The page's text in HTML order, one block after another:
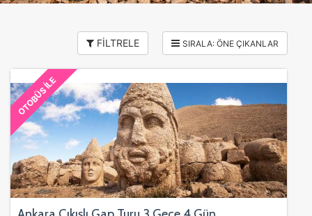
FİLTRELE
OTOBÜS İLE